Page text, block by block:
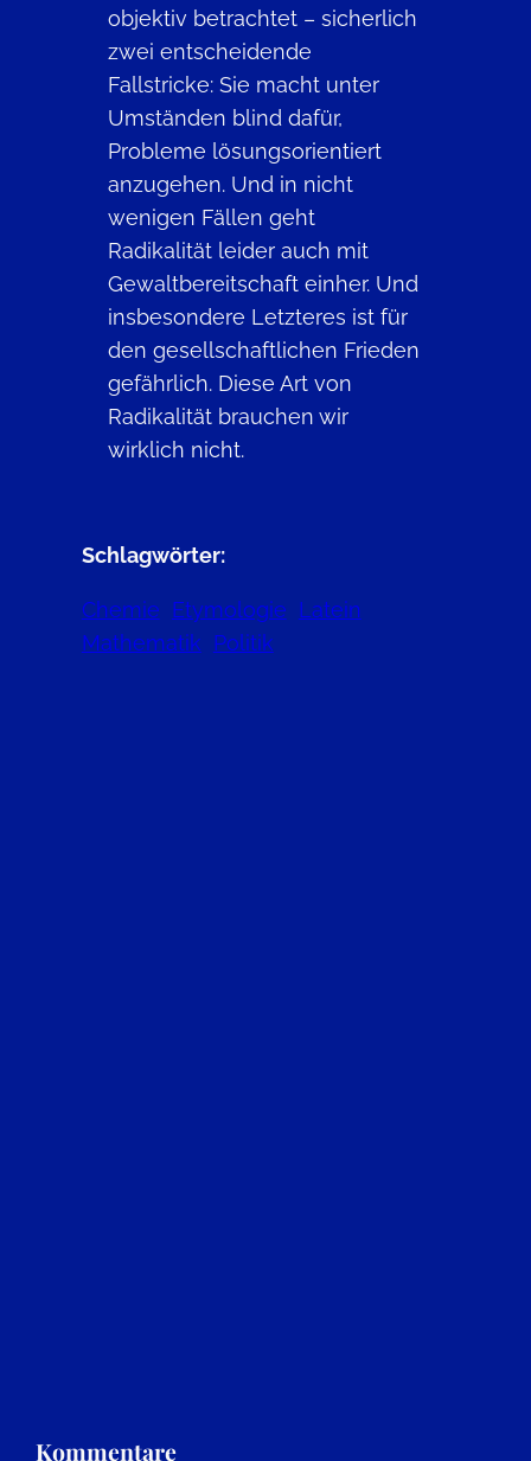
objektiv betrachtet – sicherlich
zwei entscheidende
Fallstricke: Sie macht unter
Umständen blind dafür,
Probleme lösungsorientiert
anzugehen. Und in nicht
wenigen Fällen geht
Radikalität leider auch mit
Gewaltbereitschaft einher. Und
insbesondere Letzteres ist für
den gesellschaftlichen Frieden
gefährlich. Diese Art von
Radikalität brauchen wir
wirklich nicht.
Schlagwörter:
Chemie Etymologie Latein
Mathematik Politik
Kommentare